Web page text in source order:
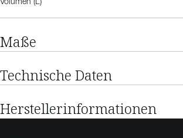
Volumen (L)
Maße
Technische Daten
Herstellerinformationen